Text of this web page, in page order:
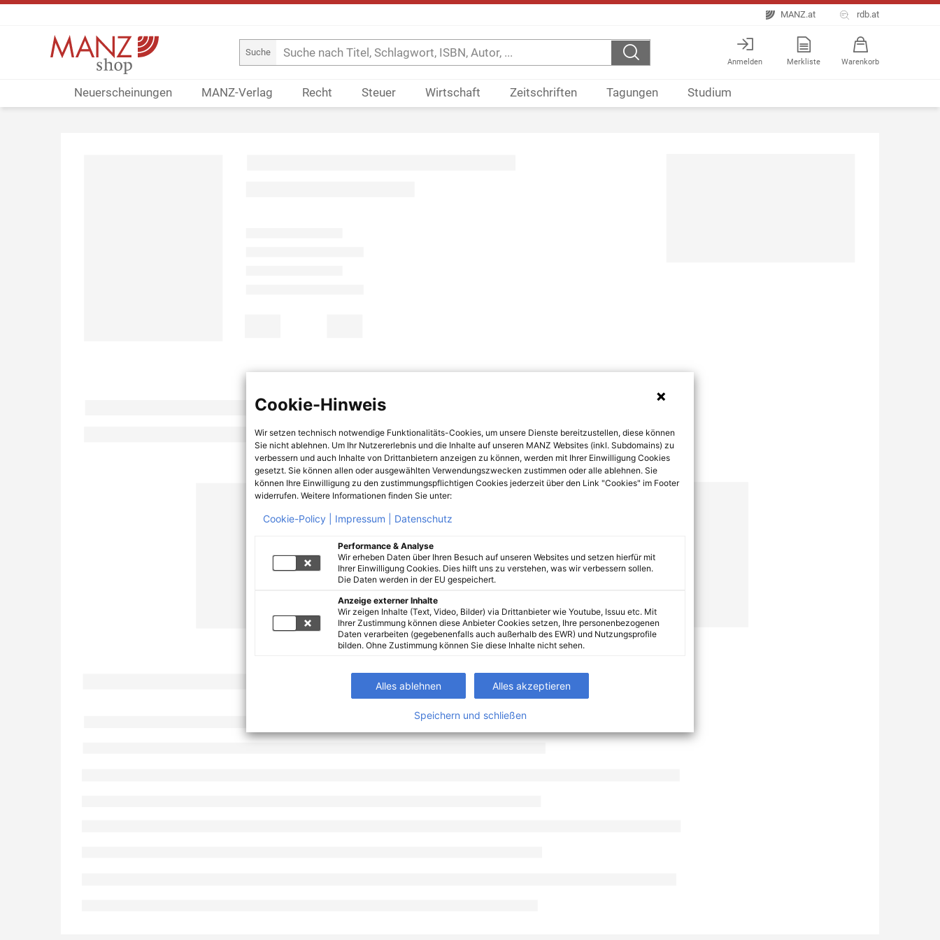
MANZ.at rdb.at
Suche
Anmelden Merkliste Warenkorb
Neuerscheinungen MANZ-Verlag Recht Steuer Wirtschaft Zeitschriften Tagungen Studium
Cookie-Hinweis
Wir setzen technisch notwendige Funktionalitäts-Cookies, um unsere Dienste bereitzustellen, diese können
Sie nicht ablehnen. Um Ihr Nutzererlebnis und die Inhalte auf unseren MANZ Websites (inkl. Subdomains) zu
verbessern und auch Inhalte von Drittanbietern anzeigen zu können, werden mit Ihrer Einwilligung Cookies
gesetzt. Sie können allen oder ausgewählten Verwendungszwecken zustimmen oder alle ablehnen. Sie
können Ihre Einwilligung zu den zustimmungspflichtigen Cookies jederzeit über den Link "Cookies" im Footer
widerrufen. Weitere Informationen finden Sie unter:
Cookie-Policy | Impressum | Datenschutz
Performance & Analyse
Wir erheben Daten über Ihren Besuch auf unseren Websites und setzen hierfür mit
Ihrer Einwilligung Cookies. Dies hilft uns zu verstehen, was wir verbessern sollen.
Die Daten werden in der EU gespeichert.
Anzeige externer Inhalte
Wir zeigen Inhalte (Text, Video, Bilder) via Drittanbieter wie Youtube, Issuu etc. Mit
Ihrer Zustimmung können diese Anbieter Cookies setzen, Ihre personenbezogenen
Daten verarbeiten (gegebenenfalls auch außerhalb des EWR) und Nutzungsprofile
bilden. Ohne Zustimmung können Sie diese Inhalte nicht sehen.
Alles ablehnen Alles akzeptieren
Speichern und schließen